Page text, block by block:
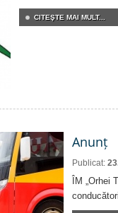
CITEŞTE MAI MULT...
Anunț
Publicat:
ÎM